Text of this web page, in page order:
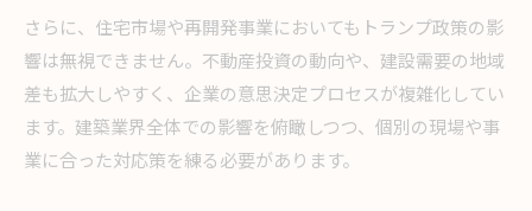
今後の建築動向について実務者が注目すべきポ
イント
トランプ建築政策による業界変化の実務現場の
視点
建築業界が直面するトランプ影響の実務的課題
さらに、住宅市場や再開発事業においてもトランプ政策の影
響は無視できません。不動産投資の動向や、建設需要の地域
差も拡大しやすく、企業の意思決定プロセスが複雑化してい
ます。建築業界全体での影響を俯瞰しつつ、個別の現場や事
業に合った対応策を練る必要があります。